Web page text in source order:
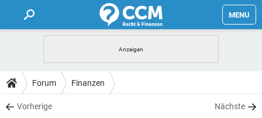
MENU
FORUM
TIPPS
Forum Finanzen
Vorherige Nächste